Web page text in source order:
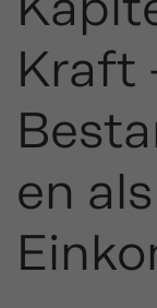
Kraft
en als